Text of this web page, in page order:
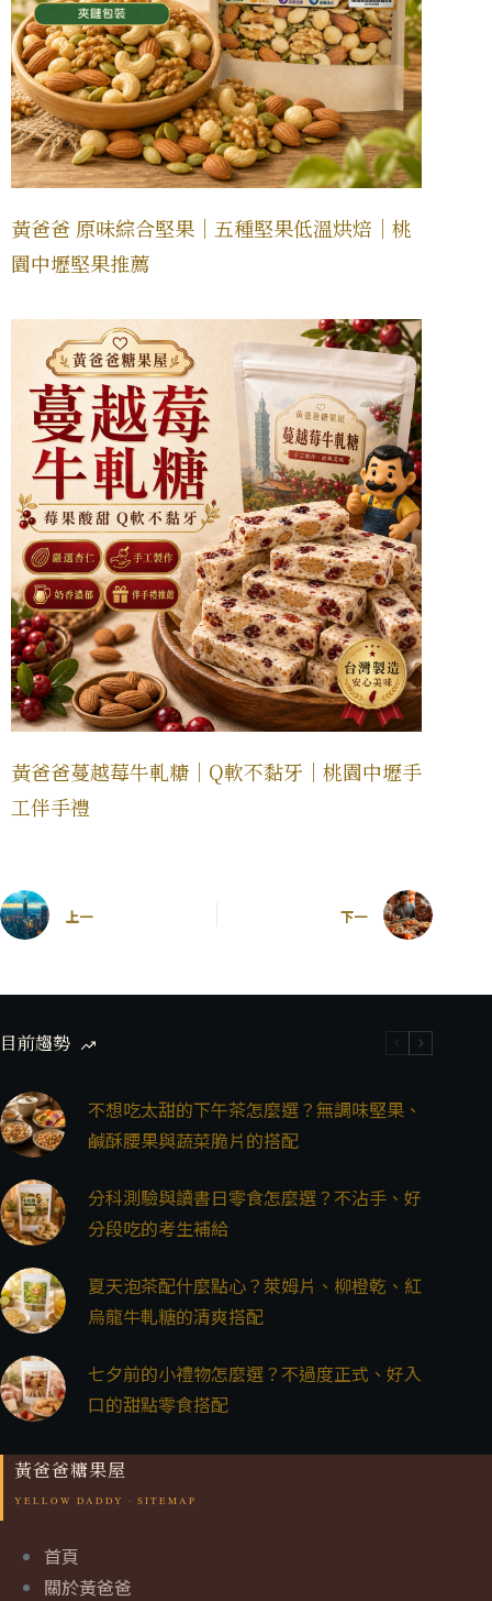
黃爸爸 原味綜合堅果｜五種堅果低溫烘焙｜桃
園中壢堅果推薦
黃爸爸蔓越莓牛軋糖｜Q軟不黏牙｜桃園中壢手
工伴手禮
上一 下一
目前趨勢
不想吃太甜的下午茶怎麼選？無調味堅果、
鹹酥腰果與蔬菜脆片的搭配
分科測驗與讀書日零食怎麼選？不沾手、好
分段吃的考生補給
夏天泡茶配什麼點心？萊姆片、柳橙乾、紅
烏龍牛軋糖的清爽搭配
七夕前的小禮物怎麼選？不過度正式、好入
口的甜點零食搭配
黃爸爸糖果屋
首頁
關於黃爸爸